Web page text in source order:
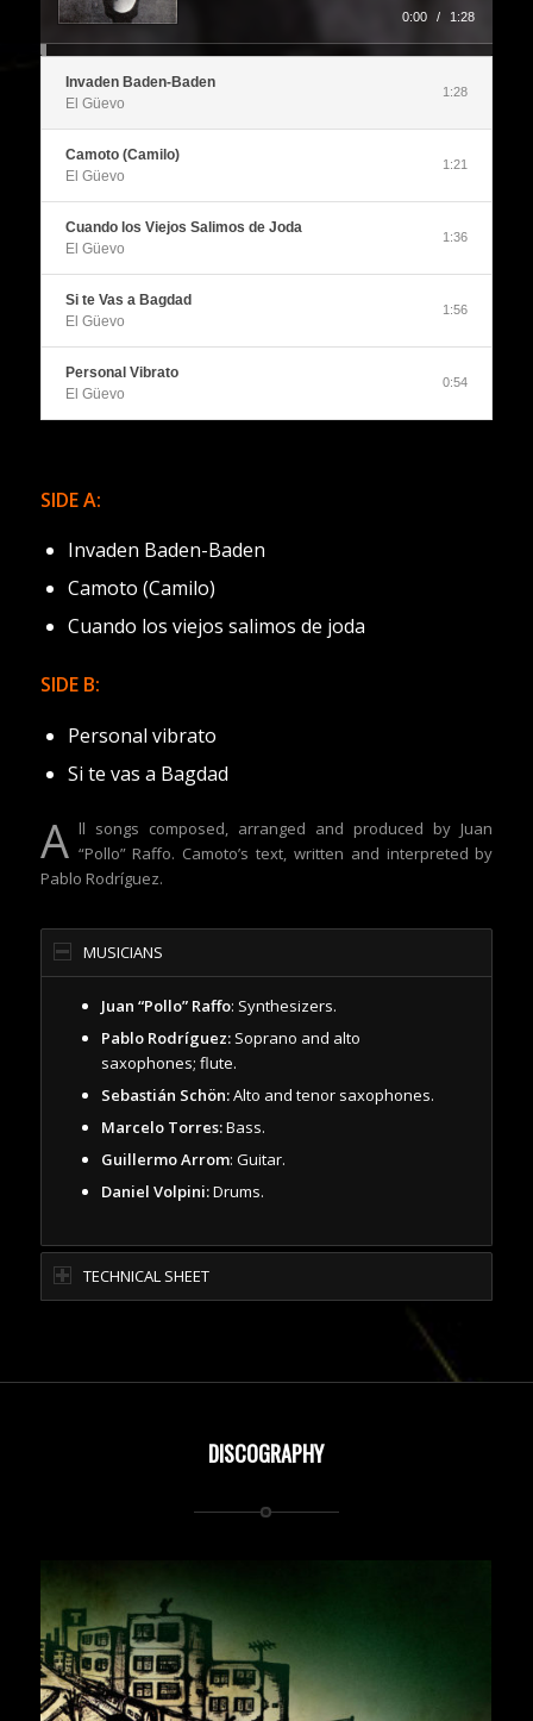
0:00 / 1:28
Invaden Baden-Baden
El Güevo
1:28
Camoto (Camilo)
El Güevo
1:21
Cuando los Viejos Salimos de Joda
El Güevo
1:36
Si te Vas a Bagdad
El Güevo
1:56
Personal Vibrato
El Güevo
0:54
SIDE A:
Invaden Baden-Baden
Camoto (Camilo)
Cuando los viejos salimos de joda
SIDE B:
Personal vibrato
Si te vas a Bagdad
A ll songs composed, arranged and produced by Juan
“Pollo” Raffo. Camoto’s text, written and interpreted by
Pablo Rodríguez.
MUSICIANS
Juan “Pollo” Raffo: Synthesizers.
Pablo Rodríguez:Soprano and alto
saxophones; flute.
Sebastián Schön:Alto and tenor saxophones.
Marcelo Torres:Bass.
Guillermo Arrom: Guitar.
Daniel Volpini:Drums.
TECHNICAL SHEET
DISCOGRAPHY